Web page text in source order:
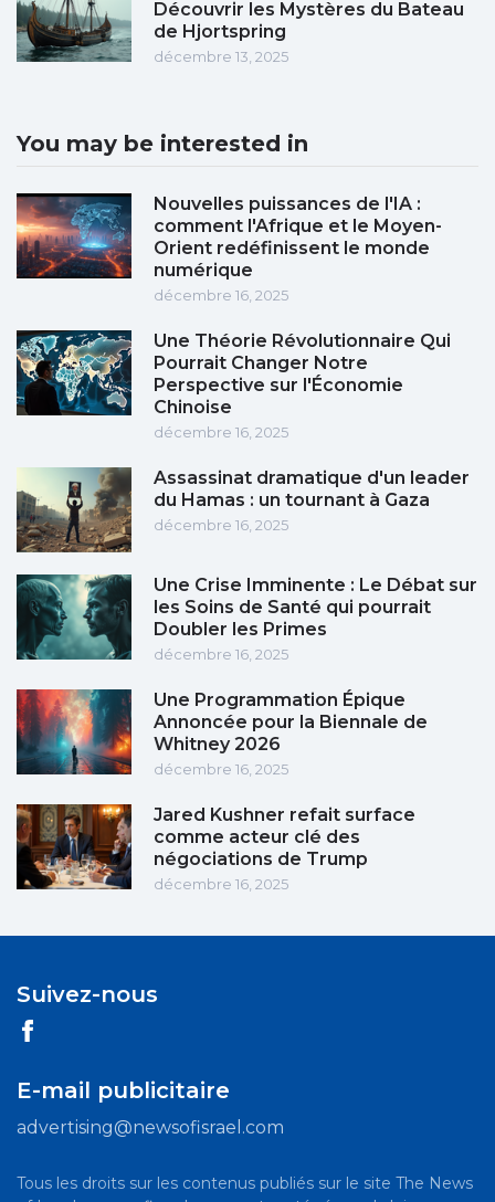
Découvrir les Mystères du Bateau
de Hjortspring
décembre 13, 2025
You may be interested in
Nouvelles puissances de l'IA :
comment l'Afrique et le Moyen-
Orient redéfinissent le monde
numérique
décembre 16, 2025
Une Théorie Révolutionnaire Qui
Pourrait Changer Notre
Perspective sur l'Économie
Chinoise
décembre 16, 2025
Assassinat dramatique d'un leader
du Hamas : un tournant à Gaza
décembre 16, 2025
Une Crise Imminente : Le Débat sur
les Soins de Santé qui pourrait
Doubler les Primes
décembre 16, 2025
Une Programmation Épique
Annoncée pour la Biennale de
Whitney 2026
décembre 16, 2025
Jared Kushner refait surface
comme acteur clé des
négociations de Trump
décembre 16, 2025
Suivez-nous
E-mail publicitaire
advertising@newsofisrael.com
Tous les droits sur les contenus publiés sur le site The News